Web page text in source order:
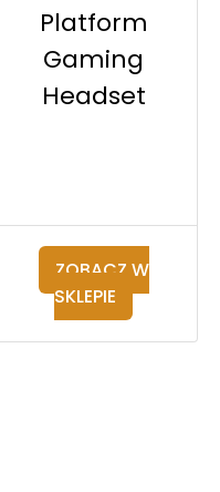
Platform
Gaming
Headset
ZOBACZ W
SKLEPIE